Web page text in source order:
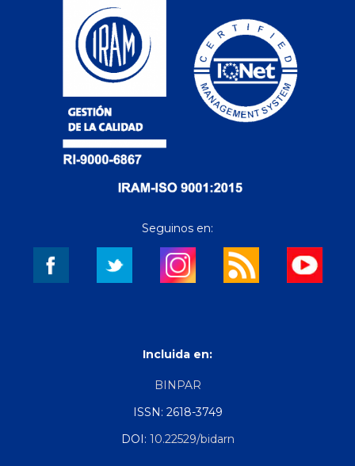
Seguinos en:
Incluida en:
BINPAR
ISSN: 2618-3749
DOI: 10.22529/bidarn